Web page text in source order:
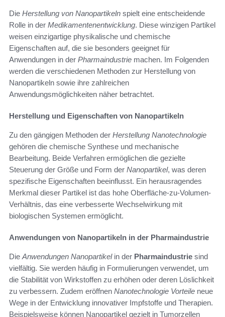
Die Herstellung von Nanopartikeln spielt eine entscheidende
Rolle in der Medikamentenentwicklung. Diese winzigen Partikel
weisen einzigartige physikalische und chemische
Eigenschaften auf, die sie besonders geeignet für
Anwendungen in der Pharmaindustrie machen. Im Folgenden
werden die verschiedenen Methoden zur Herstellung von
Nanopartikeln sowie ihre zahlreichen
Anwendungsmöglichkeiten näher betrachtet.
Herstellung und Eigenschaften von Nanopartikeln
Zu den gängigen Methoden der Herstellung Nanotechnologie
gehören die chemische Synthese und mechanische
Bearbeitung. Beide Verfahren ermöglichen die gezielte
Steuerung der Größe und Form der Nanopartikel, was deren
spezifische Eigenschaften beeinflusst. Ein herausragendes
Merkmal dieser Partikel ist das hohe Oberfläche-zu-Volumen-
Verhältnis, das eine verbesserte Wechselwirkung mit
biologischen Systemen ermöglicht.
Anwendungen von Nanopartikeln in der Pharmaindustrie
DieAnwendungen Nanopartikelin der Pharmaindustrie sind
vielfältig. Sie werden häufig in Formulierungen verwendet, um
die Stabilität von Wirkstoffen zu erhöhen oder deren Löslichkeit
zu verbessern. Zudem eröffnen Nanotechnologie Vorteile neue
Wege in der Entwicklung innovativer Impfstoffe und Therapien.
Beispielsweise können Nanopartikel gezielt in Tumorzellen